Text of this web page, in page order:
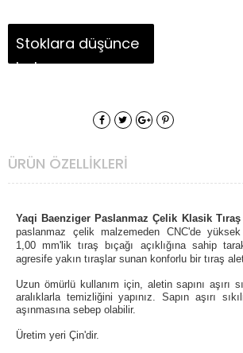
Stoklara düşünce
haber ver
ÜRÜN ÖZELLIKLERI
YaqiBaenziger Paslanmaz Çelik Klasik
paslanmaz çelik malzemeden CNC'de
1,00 mm'liktıraş bıçağı açıklığına sahip
agresife yakın tıraşlar sunan konforlu bir tıraş
Uzun ömürlü kullanım için, aletin sapını aşırı
aralıklarla temizliğini yapınız. Sapın aşırı
aşınmasına sebep olabilir.
Üretim yeri Çin'dir.